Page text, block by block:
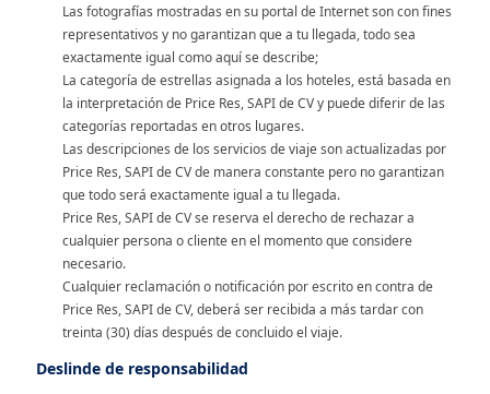
Las fotografías mostradas en su portal de Internet son con fines
representativos y no garantizan que a tu llegada, todo sea
exactamente igual como aquí se describe;
La categoría de estrellas asignada a los hoteles, está basada en
la interpretación de Price Res, SAPI de CV y puede diferir de las
categorías reportadas en otros lugares.
Las descripciones de los servicios de viaje son actualizadas por
Price Res, SAPI de CV de manera constante pero no garantizan
que todo será exactamente igual a tu llegada.
Price Res, SAPI de CV se reserva el derecho de rechazar a
cualquier persona o cliente en el momento que considere
necesario.
Cualquier reclamación o notificación por escrito en contra de
Price Res, SAPI de CV, deberá ser recibida a más tardar con
treinta (30) días después de concluido el viaje.
Deslinde de responsabilidad